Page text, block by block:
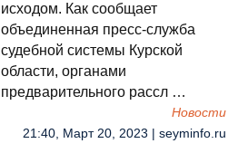
исходом. Как сообщает
объединенная пресс-служба
судебной системы Курской
области, органами
предварительного рассл …
Новости
21:40, Март 20, 2023 | seyminfo.ru